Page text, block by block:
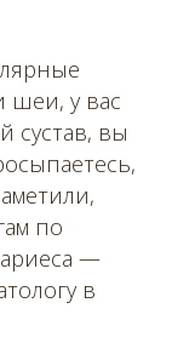
шеи, у вас
сустав, вы
по
—
в